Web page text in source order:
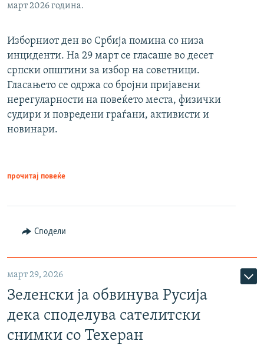
март 2026 година.
Изборниот ден во Србија помина со низа
инциденти. На 29 март се гласаше во десет
српски општини за избор на советници.
Гласањето се одржа со бројни пријавени
нерегуларности на повеќето места, физички
судири и повредени граѓани, активисти и
новинари.
прочитај повеќе
Сподели
март 29, 2026
Зеленски ја обвинува Русија
дека споделува сателитски
снимки со Техеран